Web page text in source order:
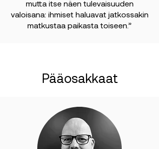
mutta itse näen tulevaisuuden
valoisana: ihmiset haluavat jatkossakin
matkustaa paikasta toiseen.”
Pääosakkaat